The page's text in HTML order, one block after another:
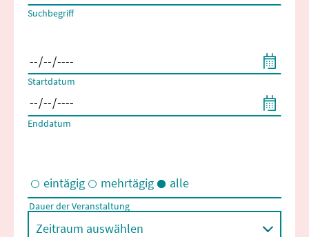
Es erscheinen Suchvorschläge, wenn mindestens 2 Zeichen
Suchbegriff
Startdatum
Enddatum
Eintägige und/oder mehrtägige Veranstaltungen
eintägig mehrtägig alle
Dauer der Veranstaltung
Zeitraum auswählen